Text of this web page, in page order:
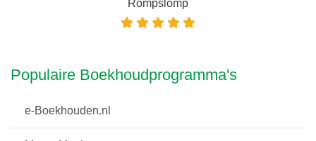
Rompslomp
Populaire Boekhoudprogramma's
e-Boekhouden.nl